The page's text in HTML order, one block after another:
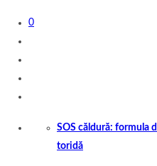
0
SOS căldură: formula
toridă